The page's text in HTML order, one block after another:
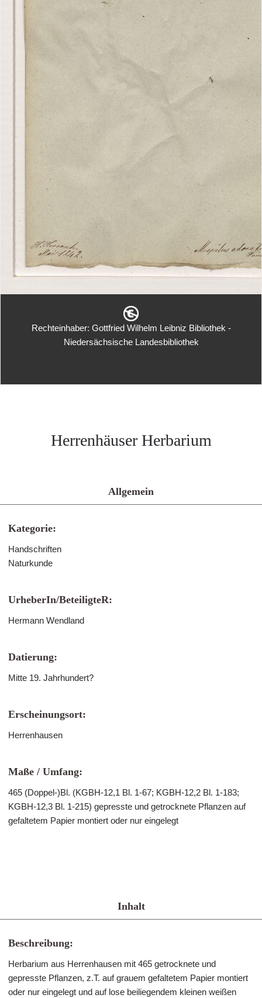
Rechteinhaber: Gottfried Wilhelm Leibniz Bibliothek -
Niedersächsische Landesbibliothek
Herrenhäuser Herbarium
Allgemein
Kategorie:
Handschriften
Naturkunde
UrheberIn/BeteiligteR:
Hermann Wendland
Datierung:
Mitte 19. Jahrhundert?
Erscheinungsort:
Herrenhausen
Maße / Umfang:
465 (Doppel-)Bl. (KGBH-12,1 Bl. 1-67; KGBH-12,2 Bl. 1-183;
KGBH-12,3 Bl. 1-215) gepresste und getrocknete Pflanzen auf
gefaltetem Papier montiert oder nur eingelegt
Inhalt
Beschreibung:
Herbarium aus Herrenhausen mit 465 getrocknete und
gepresste Pflanzen, z.T. auf grauem gefaltetem Papier montiert
oder nur eingelegt und auf lose beiliegendem kleinen weißen